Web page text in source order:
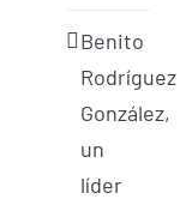
Benito
Rodríguez
González,
un
líder